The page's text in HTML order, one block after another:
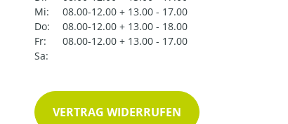
Mi:
08.00-12.00 + 13.00 - 17.00
Do:
08.00-12.00 + 13.00 - 18.00
Fr:
08.00-12.00 + 13.00 - 17.00
Sa:
VERTRAG WIDERRUFEN